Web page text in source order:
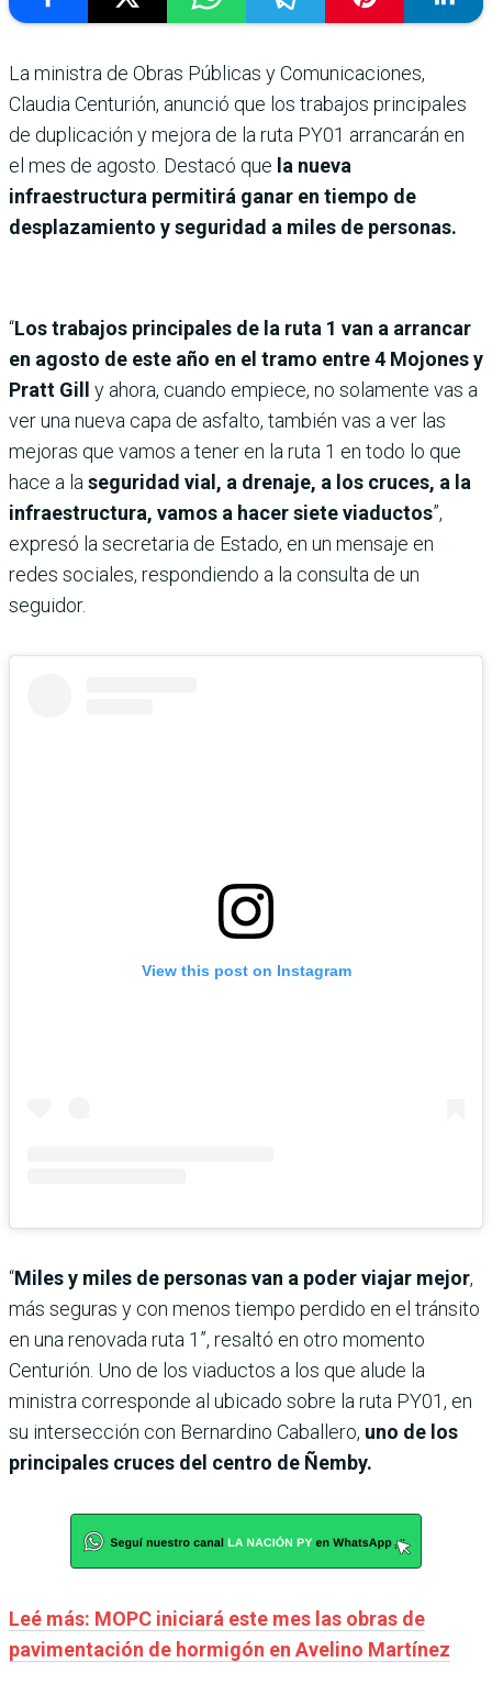
La ministra de Obras Públicas y Comunicaciones,
Claudia Centurión, anunció que los trabajos principales
de duplicación y mejora de la ruta PY01 arrancarán en
el mes de agosto. Destacó que la nueva
infraestructura permitirá ganar en tiempo de
desplazamiento y seguridad a miles de personas.
“Los trabajos principales de la ruta 1 van a arrancar
en agosto de este año en el tramo entre 4 Mojones y
Pratt Gill y ahora, cuando empiece, no solamente vas a
ver una nueva capa de asfalto, también vas a ver las
mejoras que vamos a tener en la ruta 1 en todo lo que
hace a la seguridad vial, a drenaje, a los cruces, a la
infraestructura, vamos a hacer siete viaductos”,
expresó la secretaria de Estado, en un mensaje en
redes sociales, respondiendo a la consulta de un
seguidor.
View this post on Instagram
“Miles y miles de personas van a poder viajar mejor,
más seguras y con menos tiempo perdido en el tránsito
en una renovada ruta 1”, resaltó en otro momento
Centurión. Uno de los viaductos a los que alude la
ministra corresponde al ubicado sobre la ruta PY01, en
su intersección con Bernardino Caballero, uno de los
principales cruces del centro de Ñemby.
Leé más: MOPC iniciará este mes las obras de
pavimentación de hormigón en Avelino Martínez